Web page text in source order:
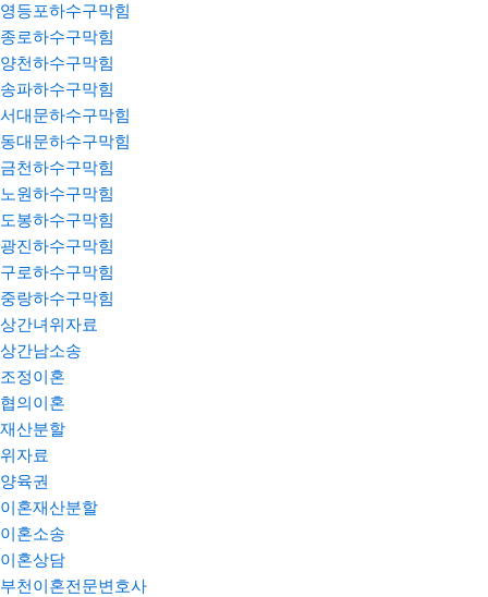
영등포하수구막힘
종로하수구막힘
양천하수구막힘
송파하수구막힘
서대문하수구막힘
동대문하수구막힘
금천하수구막힘
노원하수구막힘
도봉하수구막힘
광진하수구막힘
구로하수구막힘
중랑하수구막힘
상간녀위자료
상간남소송
조정이혼
협의이혼
재산분할
위자료
양육권
이혼재산분할
이혼소송
이혼상담
부천이혼전문변호사